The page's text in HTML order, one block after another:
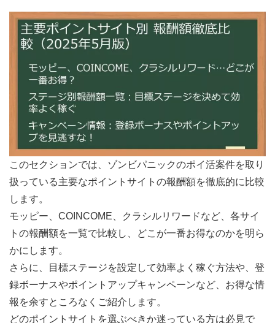
このセクションでは、ゾンビパニックのポイ活案件を取り
扱っている主要なポイントサイトの報酬額を徹底的に比較
します。
モッピー、COINCOME、クラシルリワードなど、各サイ
トの報酬額を一覧で比較し、どこが一番お得なのかを明ら
かにします。
さらに、目標ステージを設定して効率よく稼ぐ方法や、登
録ボーナスやポイントアップキャンペーンなど、お得な情
報を余すところなくご紹介します。
どのポイントサイトを選ぶべきか迷っている方は必見で